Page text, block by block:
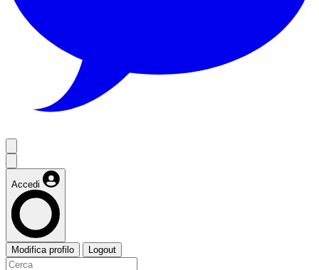
Accedi
Modifica profilo Logout